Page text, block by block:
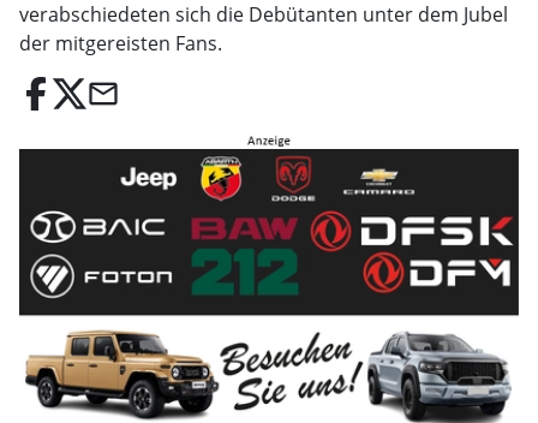
verabschiedeten sich die Debütanten unter dem Jubel
der mitgereisten Fans.
email